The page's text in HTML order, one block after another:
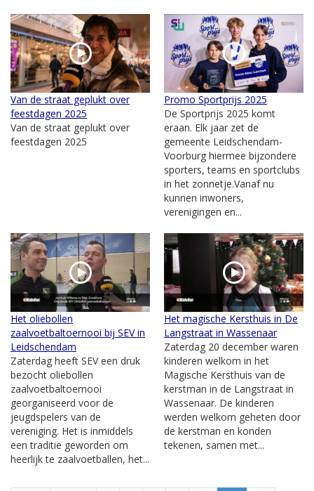
Van de straat geplukt over
feestdagen 2025
Van de straat geplukt over
feestdagen 2025
Promo Sportprijs 2025
De Sportprijs 2025 komt
eraan. Elk jaar zet de
gemeente Leidschendam-
Voorburg hiermee bijzondere
sporters, teams en sportclubs
in het zonnetje.Vanaf nu
kunnen inwoners,
verenigingen en...
Het oliebollen
zaalvoetbaltoernooi bij SEV in
Leidschendam
Zaterdag heeft SEV een druk
bezocht oliebollen
zaalvoetbaltoernooi
georganiseerd voor de
jeugdspelers van de
vereniging. Het is inmiddels
een traditie geworden om
heerlijk te zaalvoetballen, het...
Het magische Kersthuis in De
Langstraat in Wassenaar
Zaterdag 20 december waren
kinderen welkom in het
Magische Kersthuis van de
kerstman in de Langstraat in
Wassenaar. De kinderen
werden welkom geheten door
de kerstman en konden
tekenen, samen met...